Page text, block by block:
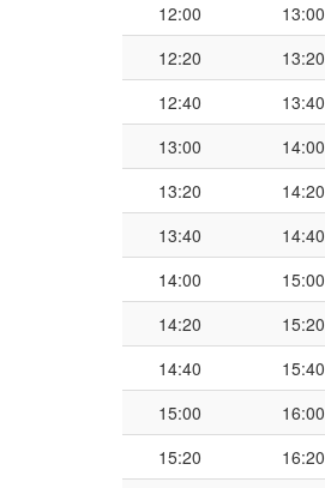
12:00
13:00
12:20
13:20
12:40
13:40
13:00
14:00
13:20
14:20
13:40
14:40
14:00
15:00
14:20
15:20
14:40
15:40
15:00
16:00
15:20
16:20